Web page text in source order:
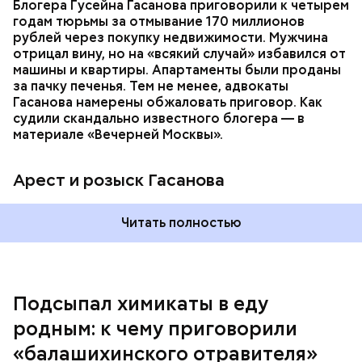
Блогера Гусейна Гасанова приговорили к четырем
годам тюрьмы за отмывание 170 миллионов
рублей через покупку недвижимости. Мужчина
отрицал вину, но на «всякий случай» избавился от
машины и квартиры. Апартаменты были проданы
за пачку печенья. Тем не менее, адвокаты
Гасанова намерены обжаловать приговор. Как
судили скандально известного блогера — в
материале «Вечерней Москвы».
Арест и розыск Гасанова
Читать полностью
Подсыпал химикаты в еду
родным: к чему приговорили
«балашихинского отравителя»
Началось расследование. В квартире потерпевших
Также отравленную пищу ела его младшая сестра.
мотивом преступления была квартира родителей,
которая в случае их смерти перешла бы сыну. Но
спустя несколько дней Миссюра заявил, что ранее
уже травил других людей.